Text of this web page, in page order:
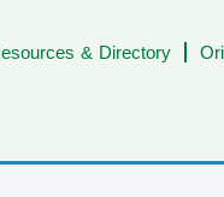
& Directory